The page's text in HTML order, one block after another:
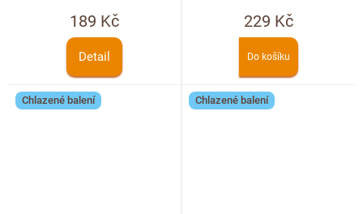
189 Kč
Detail
tmavá, mléčná, bílá
229 Kč
Do košíku
Chlazené balení Chlazené balení